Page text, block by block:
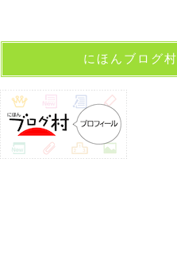
にほんブログ村